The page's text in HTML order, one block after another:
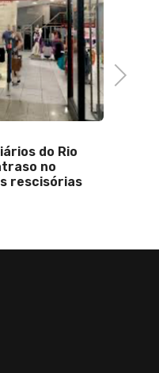
do Rio
no
rescisórias
Next